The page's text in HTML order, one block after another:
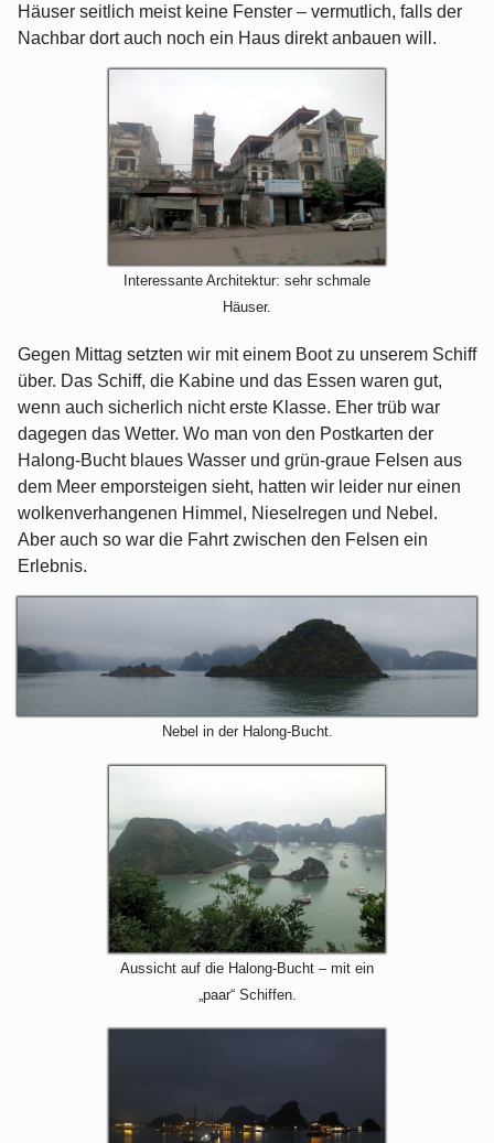
Häuser seitlich meist keine Fenster – vermutlich, falls der
Nachbar dort auch noch ein Haus direkt anbauen will.
Interessante Architektur: sehr schmale
Häuser.
Gegen Mittag setzten wir mit einem Boot zu unserem Schiff
über. Das Schiff, die Kabine und das Essen waren gut,
wenn auch sicherlich nicht erste Klasse. Eher trüb war
dagegen das Wetter. Wo man von den Postkarten der
Halong-Bucht blaues Wasser und grün-graue Felsen aus
dem Meer emporsteigen sieht, hatten wir leider nur einen
wolkenverhangenen Himmel, Nieselregen und Nebel.
Aber auch so war die Fahrt zwischen den Felsen ein
Erlebnis.
Nebel in der Halong-Bucht.
Aussicht auf die Halong-Bucht – mit ein
„paar“ Schiffen.